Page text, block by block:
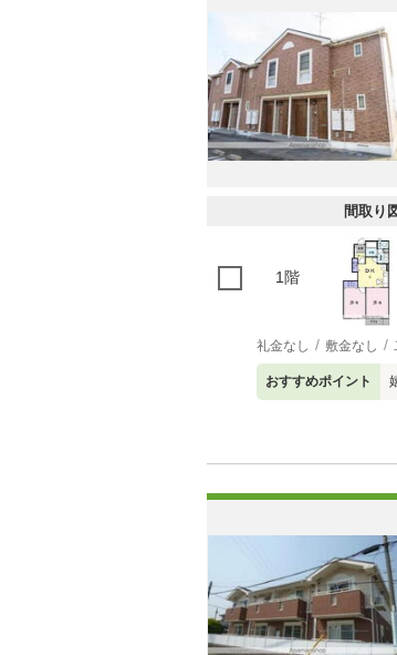
間取り
1階
礼金なし 敷金なし
おすすめポイント